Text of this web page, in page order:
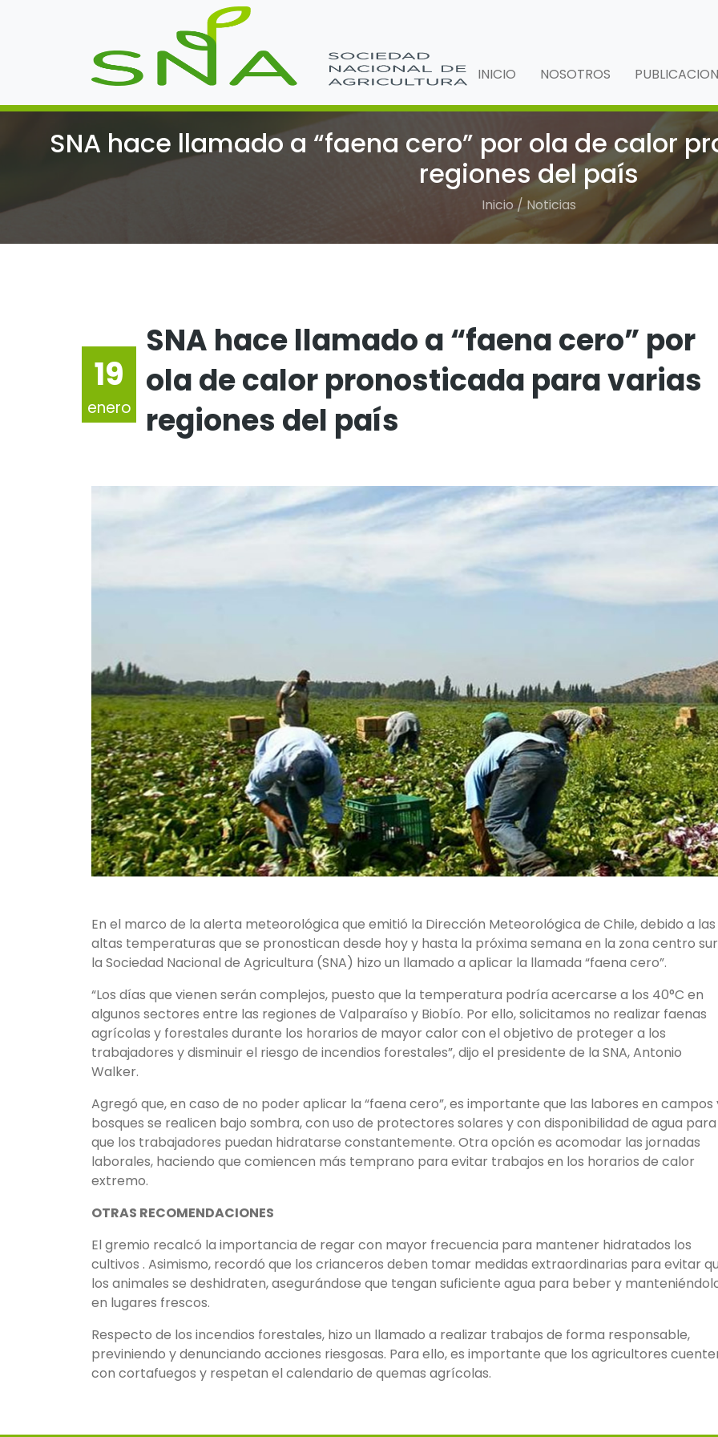
INICIO NOSOTROS
SNA hace llamado a “faena cero” por ola de calor
regiones del país
Inicio / Noticias
19
enero
SNA hace llamado a “faena cero” por
ola de calor pronosticada para varias
regiones del país
En el marco de la alerta meteorológica que emitió la Dirección Meteorológica de Chile, debido a las
altas temperaturas que se pronostican desde hoy y hasta la próxima semana en la zona centro
la Sociedad Nacional de Agricultura (SNA) hizo un llamado a aplicar la llamada “faena cero”.
“Los días que vienen serán complejos, puesto que la temperatura podría acercarse a los 40°C en
algunos sectores entre las regiones de Valparaíso y Biobío. Por ello, solicitamos no realizar faenas
agrícolas y forestales durante los horarios de mayor calor con el objetivo de proteger a los
trabajadores y disminuir el riesgo de incendios forestales”, dijo el presidente de la SNA, Antonio
Walker.
Agregó que, en caso de no poder aplicar la “faena cero”, es importante que las labores en campos
bosques se realicen bajo sombra, con uso de protectores solares y con disponibilidad de agua para
que los trabajadores puedan hidratarse constantemente. Otra opción es acomodar las jornadas
laborales, haciendo que comiencen más temprano para evitar trabajos en los horarios de calor
extremo.
OTRAS RECOMENDACIONES
El gremio recalcó la importancia de regar con mayor frecuencia para mantener hidratados los
cultivos . Asimismo, recordó que los crianceros deben tomar medidas extraordinarias para evitar
los animales se deshidraten, asegurándose que tengan suficiente agua para beber y
en lugares frescos.
Respecto de los incendios forestales, hizo un llamado a realizar trabajos de forma responsable,
previniendo y denunciando acciones riesgosas. Para ello, es importante que los agricultores
con cortafuegos y respetan el calendario de quemas agrícolas.